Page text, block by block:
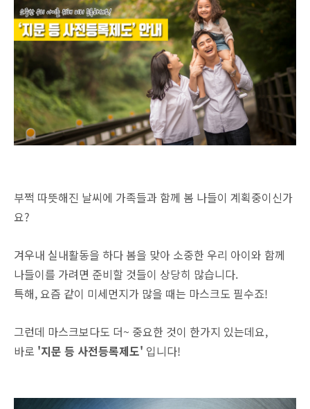
부쩍 따뜻해진 날씨에 가족들과 함께 봄 나들이 계획중이신가
요?
겨우내 실내활동을 하다 봄을 맞아 소중한 우리 아이와 함께
나들이를 가려면 준비할 것들이 상당히 많습니다.
특해, 요즘 같이 미세먼지가 많을 때는 마스크도 필수죠!
그런데 마스크보다도 더~ 중요한 것이 한가지 있는데요,
바로 '지문 등 사전등록제도' 입니다!